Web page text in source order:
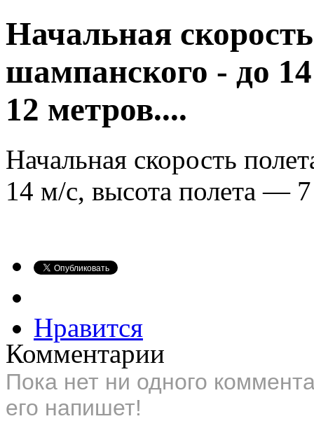
Начальная
шампанского - до
12 метров....
Начальная скорость
14 м/с, высота полета —
Нравится
Комментарии
Пока нет ни одного
его напишет!